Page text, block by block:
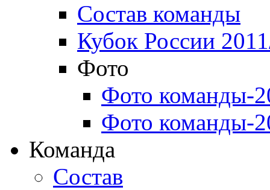
Состав команды
Кубок России
Фото
Фото команды-
Фото команды-
Команда
Состав